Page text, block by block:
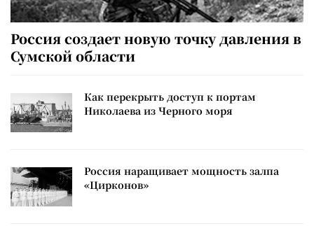
Россия создает новую точку давления в
Сумской области
Как перекрыть доступ к портам
Николаева из Черного моря
Россия наращивает мощность залпа
«Цирконов»